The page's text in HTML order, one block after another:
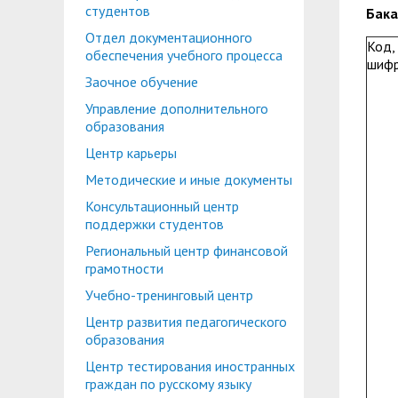
Планово-финансовое управление
Координационный центр
Противодействие коррупции
Охрана труда
Центр по информационной политике и
Управление по административно-
Профком студентов и аспирантов
Лучшие студенты
Вопросы ректору
Центр карьеры
Консультационный центр поддержки
Учебно-тренинговый центр
Центр тестирования иностранных граждан
Центр русского языка как иностранного
Образовательный модуль «Обучение
студентов
Отдел документационного
обеспечения учебного процесса
Заочное обучение
Управление дополнительного
образования
Центр карьеры
Методические и иные документы
Консультационный центр
поддержки студентов
Региональный центр финансовой
грамотности
Учебно-тренинговый центр
Центр развития педагогического
образования
Центр тестирования иностранных
граждан по русскому языку
Код,